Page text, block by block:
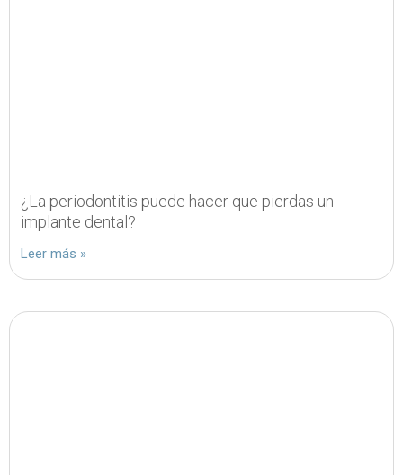
¿La periodontitis puede hacer que pierdas un
implante dental?
Leer más »